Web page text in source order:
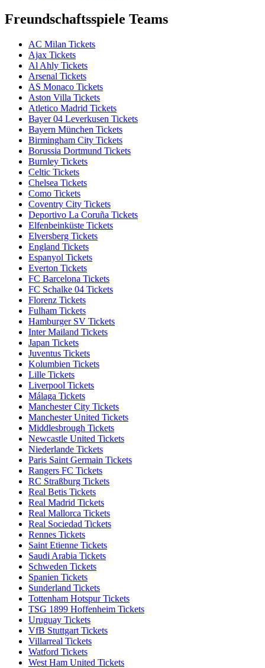
Freundschaftsspiele Teams
AC Milan Tickets
Ajax Tickets
Al Ahly Tickets
Arsenal Tickets
AS Monaco Tickets
Aston Villa Tickets
Atletico Madrid Tickets
Bayer 04 Leverkusen Tickets
Bayern München Tickets
Birmingham City Tickets
Borussia Dortmund Tickets
Burnley Tickets
Celtic Tickets
Chelsea Tickets
Como Tickets
Coventry City Tickets
Deportivo La Coruña Tickets
Elfenbeinküste Tickets
Elversberg Tickets
England Tickets
Espanyol Tickets
Everton Tickets
FC Barcelona Tickets
FC Schalke 04 Tickets
Florenz Tickets
Fulham Tickets
Hamburger SV Tickets
Inter Mailand Tickets
Japan Tickets
Juventus Tickets
Kolumbien Tickets
Lille Tickets
Liverpool Tickets
Málaga Tickets
Manchester City Tickets
Manchester United Tickets
Middlesbrough Tickets
Newcastle United Tickets
Niederlande Tickets
Paris Saint Germain Tickets
Rangers FC Tickets
RC Straßburg Tickets
Real Betis Tickets
Real Madrid Tickets
Real Mallorca Tickets
Real Sociedad Tickets
Rennes Tickets
Saint Etienne Tickets
Saudi Arabia Tickets
Schweden Tickets
Spanien Tickets
Sunderland Tickets
Tottenham Hotspur Tickets
TSG 1899 Hoffenheim Tickets
Uruguay Tickets
VfB Stuttgart Tickets
Villarreal Tickets
Watford Tickets
West Ham United Tickets